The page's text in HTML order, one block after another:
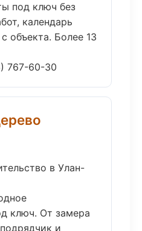
под ключ без
календарь
объекта. Более 13
767-60-30
в Улан-
ключ. От замера
и